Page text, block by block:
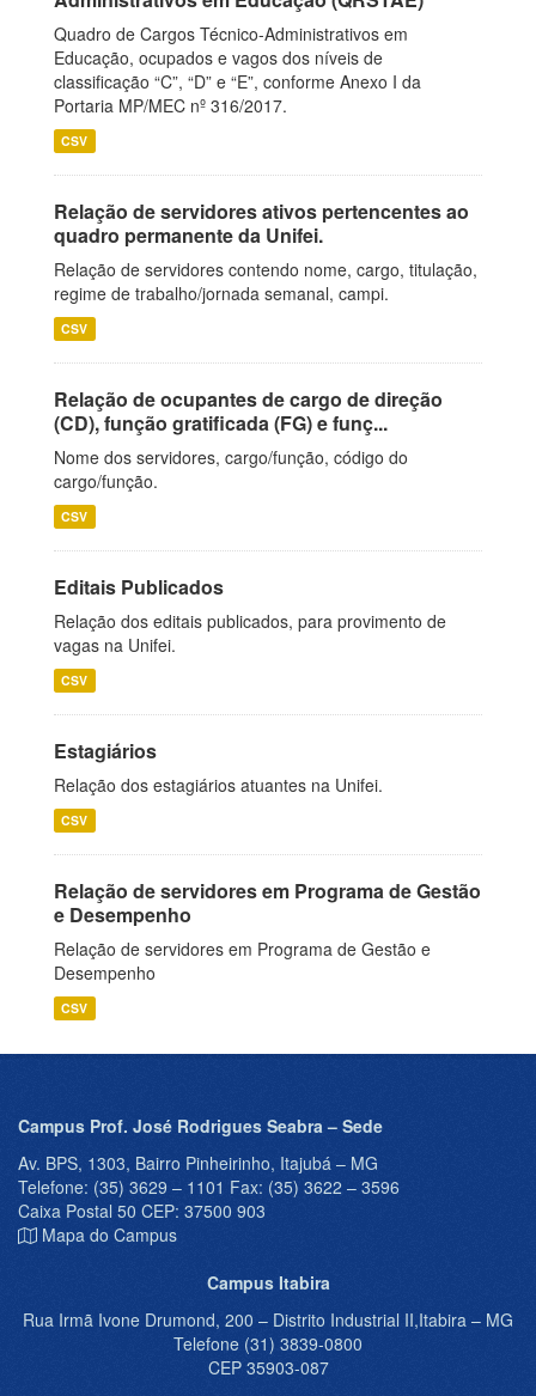
Quadro de Cargos Técnico-Administrativos em
Educação, ocupados e vagos dos níveis de
classificação “C”, “D” e “E”, conforme Anexo I da
Portaria MP/MEC nº 316/2017.
CSV
Relação de servidores ativos pertencentes ao
quadro permanente da Unifei.
Relação de servidores contendo nome, cargo, titulação,
regime de trabalho/jornada semanal, campi.
CSV
Relação de ocupantes de cargo de direção
(CD), função gratificada (FG) e funç...
Nome dos servidores, cargo/função, código do
cargo/função.
CSV
Editais Publicados
Relação dos editais publicados, para provimento de
vagas na Unifei.
CSV
Estagiários
Relação dos estagiários atuantes na Unifei.
CSV
Relação de servidores em Programa de Gestão
e Desempenho
Relação de servidores em Programa de Gestão e
Desempenho
CSV
Campus Prof. José Rodrigues Seabra – Sede
Av. BPS, 1303, Bairro Pinheirinho, Itajubá – MG
Telefone: (35) 3629 – 1101 Fax: (35) 3622 – 3596
Caixa Postal 50 CEP: 37500 903
Mapa do Campus
Campus Itabira
Rua Irmã Ivone Drumond, 200 – Distrito Industrial II,Itabira – MG
Telefone (31) 3839-0800
CEP 35903-087